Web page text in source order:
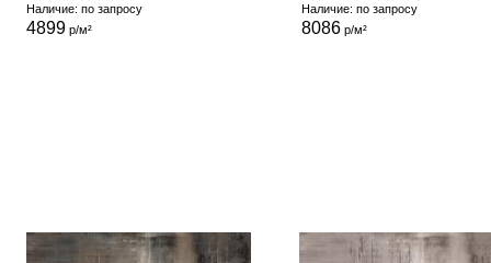
Наличие: по запросу
4899 р/м²
Наличие: по запросу
8086р/м²